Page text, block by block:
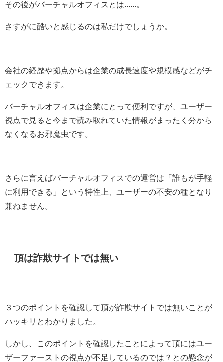
その後がバーチャルオフィスとは......。
さすがに酷いと感じるのは私だけでしょうか。
会社の経歴や拠点からは企業の成長速度や規模感などがチ
ェックできます。
バーチャルオフィスは企業にとって便利ですが、ユーザー
視点で見ると今まで読み取れていた情報がまったく分から
なくなるお邪魔虫です。
さらに言えばバーチャルオフィスでの運営は「誰もが手軽
に利用できる」という特性上、ユーザーの不安の種となり
兼ねません。
頂は詐欺サイトでは無い
３つのポイントを確認して頂が詐欺サイトでは無いことが
ハッキリとわかりました。
しかし、このポイントを確認したことによって頂にはユー
ザーファーストの視点が不足しているのでは？との懸念が